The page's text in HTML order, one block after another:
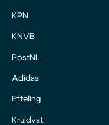
KPN
KNVB
PostNL
Adidas
Efteling
Kruidvat